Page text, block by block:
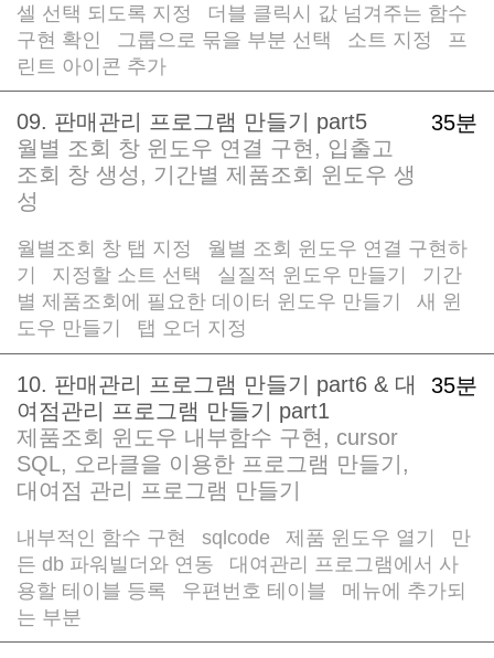
셀 선택 되도록 지정
더블 클릭시 값 넘겨주는 함수
구현 확인
그룹으로 묶을 부분 선택 소트 지정
프
린트 아이콘 추가
35분
09. 판매관리 프로그램 만들기 part5
월별 조회 창 윈도우 연결 구현, 입출고
조회 창 생성, 기간별 제품조회 윈도우 생
성
월별조회 창 탭 지정
월별 조회 윈도우 연결 구현하
기
지정할 소트 선택 실질적 윈도우 만들기
기간
별 제품조회에 필요한 데이터 윈도우 만들기
새 윈
도우 만들기
탭 오더 지정
35분
10. 판매관리 프로그램 만들기 part6 & 대
여점관리 프로그램 만들기 part1
제품조회 윈도우 내부함수 구현, cursor
SQL, 오라클을 이용한 프로그램 만들기,
대여점 관리 프로그램 만들기
내부적인 함수 구현 sqlcode 제품 윈도우 열기
만
든 db 파워빌더와 연동
대여관리 프로그램에서 사
용할 테이블 등록
우편번호 테이블
메뉴에 추가되
는 부분